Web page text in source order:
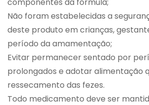
Não foram estabelecidas a
deste produto em crianças,
período da amamentação;
Evitar permanecer sentado por
prolongados e adotar alimentação
ressecamento das fezes.
Todo medicamento deve ser